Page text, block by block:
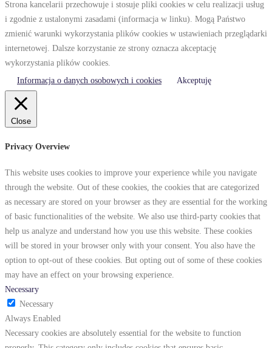
Strona kancelarii przechowuje i stosuje pliki cookies w celu realizacji usług
i zgodnie z ustalonymi zasadami (informacja w linku). Mogą Państwo
zmienić warunki wykorzystania plików cookies w ustawieniach przeglądarki
internetowej. Dalsze korzystanie ze strony oznacza akceptację
wykorzystania plików cookies.
Informacja o danych osobowych i cookies
Akceptuję
Close
Privacy Overview
This website uses cookies to improve your experience while you navigate
through the website. Out of these cookies, the cookies that are categorized
as necessary are stored on your browser as they are essential for the working
of basic functionalities of the website. We also use third-party cookies that
help us analyze and understand how you use this website. These cookies
will be stored in your browser only with your consent. You also have the
option to opt-out of these cookies. But opting out of some of these cookies
may have an effect on your browsing experience.
Necessary
Necessary
Always Enabled
Necessary cookies are absolutely essential for the website to function